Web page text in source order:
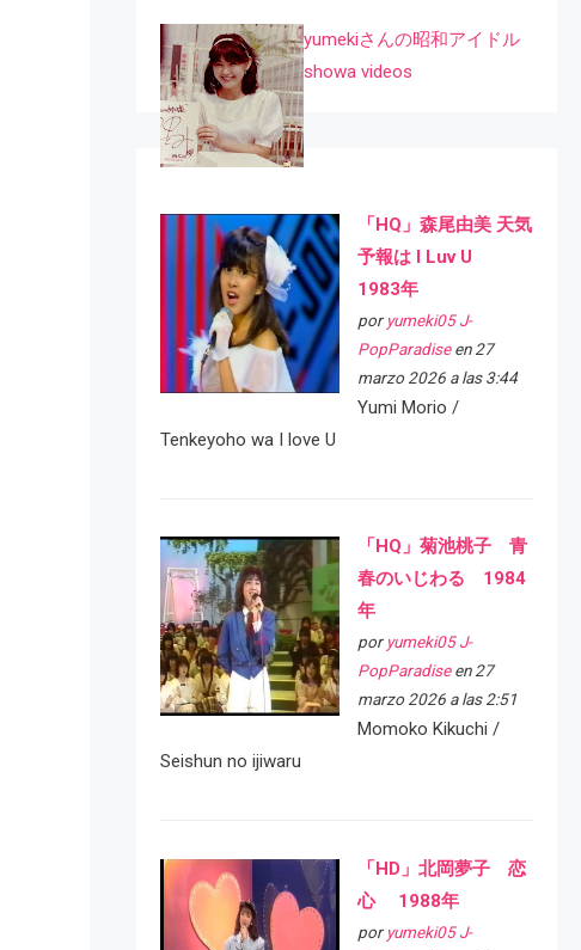
yumekiさんの昭和アイドル
showa videos
「HQ」森尾由美 天気
予報は I Luv U
1983年
por yumeki05 J-
PopParadiseen 27
marzo 2026 a las 3:44
Yumi Morio /
Tenkeyoho wa I love U
「HQ」菊池桃子 青
春のいじわる 1984
年
por yumeki05 J-
PopParadiseen 27
marzo 2026 a las 2:51
Momoko Kikuchi /
Seishun no ijiwaru
「HD」北岡夢子 恋
心 1988年
por yumeki05 J-